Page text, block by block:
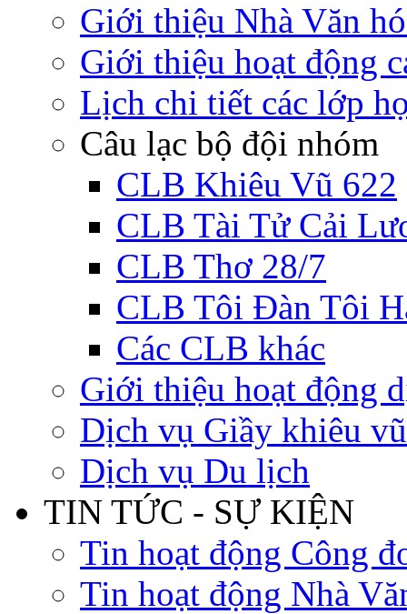
Giới thiệu Nhà Văn
Giới thiệu hoạt động
Lịch chi tiết các lớp
Câu lạc bộ đội nhóm
CLB Khiêu Vũ 622
CLB Tài Tử Cải
CLB Thơ 28/7
CLB Tôi Đàn Tôi
Các CLB khác
Giới thiệu hoạt động
Dịch vụ Giầy khiêu vũ
Dịch vụ Du lịch
TIN TỨC - SỰ KIỆN
Tin hoạt động Công
Tin hoạt động Nhà